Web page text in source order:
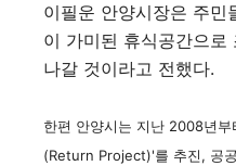
이필운 안양시장은 주민
이 가미된 휴식공간으로
나갈 것이라고 전했다.
한편 안양시는 지난 2008년
(Return Project)'를 추진, 공